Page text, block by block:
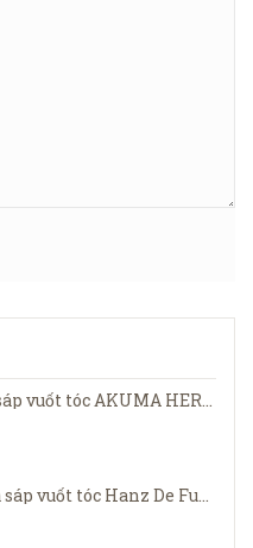
Đánh giá chi tiết sáp vuốt tóc AKUMA HERO Matte Clay 95g
[Review] Đánh giá sáp vuốt tóc Hanz De Fuko Quicksand 2018 - cứu cánh cho tóc mỏng